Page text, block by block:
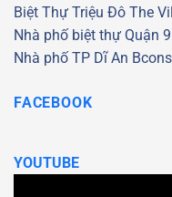
Biệt Thự Triệu Đô The
Nhà phố biệt thự Quận 9
Nhà phố TP Dĩ An
FACEBOOK
YOUTUBE